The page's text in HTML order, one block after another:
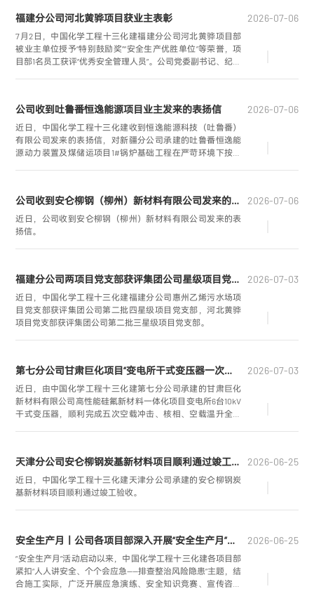
福建分公司河北黄骅项目获业主表彰 2026-07-06
7月2日，中国化学工程十三化建福建分公司河北黄骅项目部
被业主单位授予“特别鼓励奖”“安全生产优胜单位”等荣誉，项
目部1名员工获评“优秀安全管理人员”。公司党委副书记、纪委
公司收到吐鲁番恒逸能源项目业主发来的表扬信 2026-07-06
近日，中国化学工程十三化建收到恒逸能源科技（吐鲁番）
有限公司发来的表扬信，对新疆分公司承建的吐鲁番恒逸能
源动力装置及煤储运项目1#锅炉基础工程在严苛环境下按期
公司收到安仑柳钢（柳州）新材料有限公司发来的表扬信 2026-07-06
近日，公司收到安仑柳钢（柳州）新材料有限公司发来的表
扬信。
福建分公司两项目党支部获评集团公司星级项目党支部荣誉 2026-07-03
近日，中国化学工程十三化建福建分公司惠州乙烯污水场项
目党支部获评集团公司第二批四星级项目党支部，河北黄骅
项目党支部获评集团公司第二批三星级项目党支部。
第七分公司甘肃巨化项目“变电所干式变压器一次性受电成功” 2026-07-03
近日，由中国化学工程十三化建第七分公司承建的甘肃巨化
新材料有限公司高性能硅氟新材料一体化项目变电所6台10kV
干式变压器，顺利完成五次空载冲击、核相、空载温升全流
天津分公司安仑柳钢炭基新材料项目顺利通过竣工验收 2026-06-25
近日，中国化学工程十三化建天津分公司承建的安仑柳钢炭
基新材料项目顺利通过竣工验收。
安全生产月丨公司各项目部深入开展“安全生产月”系列活动 2026-06-25
“安全生产月”活动启动以来，中国化学工程十三化建各项目部
紧扣“人人讲安全、个个会应急——排查整治风险隐患”主题，结
合施工实际，广泛开展应急演练、安全知识竞赛、宣传咨询